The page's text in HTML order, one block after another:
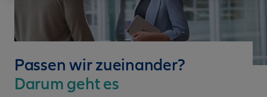
Passen wir zueinander?
Darum geht es